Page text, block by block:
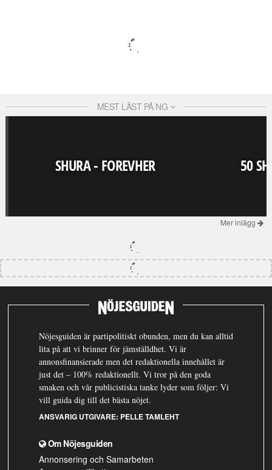
MEST LÄST PÅ NG
SHURA - FOREVHER 50
Mer inlägg
Nöjesguiden är partipolitiskt obunden, men du kan alltid
lita på att vi brinner för jämställdhet. Vi är
annonsfinansierade men det redaktionella innehållet är
just det – 100% redaktionellt. Vi tror på den goda
smaken och vår publicistiska tanke lyder som följer: Vi
vill guida dig till det bästa nöjet.
ANSVARIG UTGIVARE: PELLE TAMLEHT
Om Nöjesguiden
Annonsering och Samarbeten